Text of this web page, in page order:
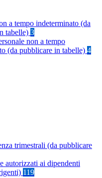
a tempo indeterminato (da
tabelle) 3
non a tempo
(da pubblicare in tabelle) 4
trimestrali (da pubblicare
autorizzati ai dipendenti
119